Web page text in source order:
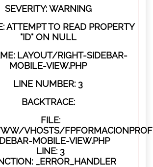
SEVERITY: WARNING
ATTEMPT TO READ PROPERTY
"ID" ON NULL
LAYOUT/RIGHT-SIDEBAR-
MOBILE-VIEW.PHP
LINE NUMBER: 3
BACKTRACE:
FILE:
VHOSTS/
MOBILE-VIEW.PHP
LINE: 3
_ERROR_HANDLER